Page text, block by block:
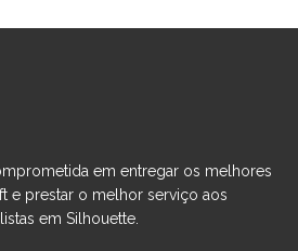
em entregar os melhores
e prestar o melhor serviço aos
em Silhouette.